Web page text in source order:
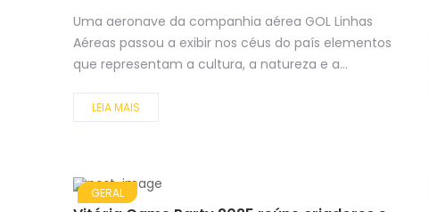
Uma aeronave da companhia aérea GOL Linhas
Aéreas passou a exibir nos céus do país elementos
que representam a cultura, a natureza e a...
LEIA MAIS
GERAL